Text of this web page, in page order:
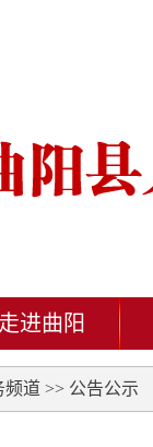
走进曲阳
频道 >> 公告公示